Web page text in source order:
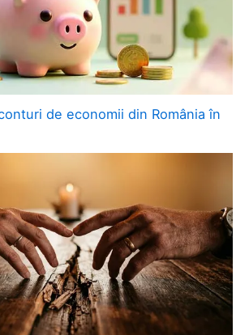
de economii din România în